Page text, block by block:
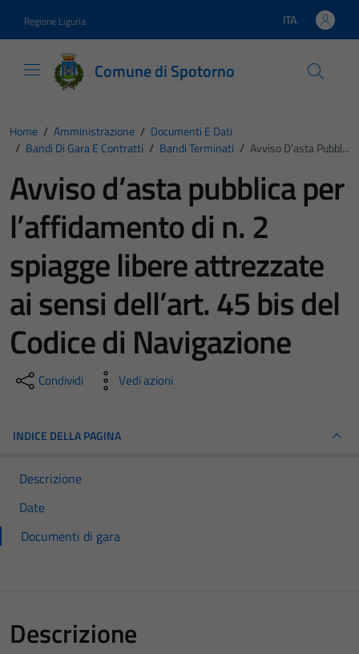
Regione Liguria Lingua attiva:
ITA
Comune di Spotorno
Home / Amministrazione / Documenti E Dati
/ Bandi Di Gara E Contratti / Bandi Terminati / Avviso D’asta Pubbl...
Avviso d’asta pubblica per
l’affidamento di n. 2
spiagge libere attrezzate
ai sensi dell’art. 45 bis del
Codice di Navigazione
Condividi Vedi azioni
INDICE DELLA PAGINA
Descrizione
Date
Documenti di gara
Descrizione